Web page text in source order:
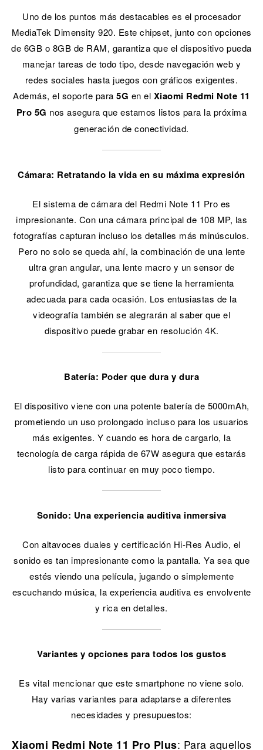
Uno de los puntos más destacables es el procesador
MediaTek Dimensity 920. Este chipset, junto con opciones
de 6GB o 8GB de RAM, garantiza que el dispositivo pueda
manejar tareas de todo tipo, desde navegación web y
redes sociales hasta juegos con gráficos exigentes.
Además, el soporte para5G en el Xiaomi Redmi Note 11
Pro 5G nos asegura que estamos listos para la próxima
generación de conectividad.
Cámara: Retratando la vida en su máxima expresión
El sistema de cámara del Redmi Note 11 Pro es
impresionante. Con una cámara principal de 108 MP, las
fotografías capturan incluso los detalles más minúsculos.
Pero no solo se queda ahí, la combinación de una lente
ultra gran angular, una lente macro y un sensor de
profundidad, garantiza que se tiene la herramienta
adecuada para cada ocasión. Los entusiastas de la
videografía también se alegrarán al saber que el
dispositivo puede grabar en resolución 4K.
Batería: Poder que dura y dura
El dispositivo viene con una potente batería de 5000mAh,
prometiendo un uso prolongado incluso para los usuarios
más exigentes. Y cuando es hora de cargarlo, la
tecnología de carga rápida de 67W asegura que estarás
listo para continuar en muy poco tiempo.
Sonido: Una experiencia auditiva inmersiva
Con altavoces duales y certificación Hi-Res Audio, el
sonido es tan impresionante como la pantalla. Ya sea que
estés viendo una película, jugando o simplemente
escuchando música, la experiencia auditiva es envolvente
y rica en detalles.
Variantes y opciones para todos los gustos
Es vital mencionar que este smartphone no viene solo.
Hay varias variantes para adaptarse a diferentes
necesidades y presupuestos:
Xiaomi Redmi Note 11 Pro Plus: Para aquellos